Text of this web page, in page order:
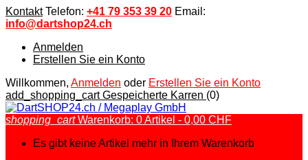
Kontakt Telefon: +41 79 353 39 20 Email:
info@dartshop24.ch
Anmelden
Erstellen Sie ein Konto
Willkommen, Anmelden oder Erstellen Sie ein Konto
add_shopping_cartGespeicherte Karren (0)
shopping_cart Warenkorb: 0Artikel - 0,00 CHF
Es gibt keine Artikel mehr in Ihrem Warenkorb